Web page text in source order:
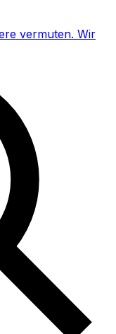
vermuten. Wir